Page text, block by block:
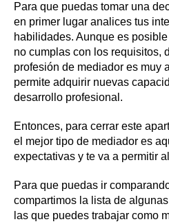
Para que puedas tomar una
en primer lugar analices tus
habilidades. Aunque es
no cumplas con los requisitos,
profesión de mediador es muy
permite adquirir nuevas
desarrollo profesional.
Entonces, para cerrar este
el mejor tipo de mediador es
expectativas y te va a permitir
Para que puedas ir
compartimos la lista de
las que puedes trabajar como